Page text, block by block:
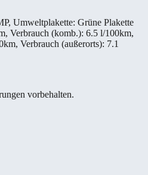
, Umweltplakette: Grüne Plakette
, Verbrauch (komb.): 6.5 l/100km,
, Verbrauch (außerorts): 7.1
vorbehalten.